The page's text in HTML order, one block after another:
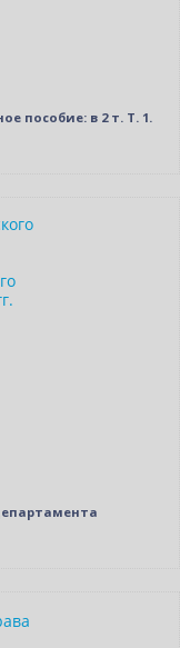
пособие: в 2 т. Т. 1.